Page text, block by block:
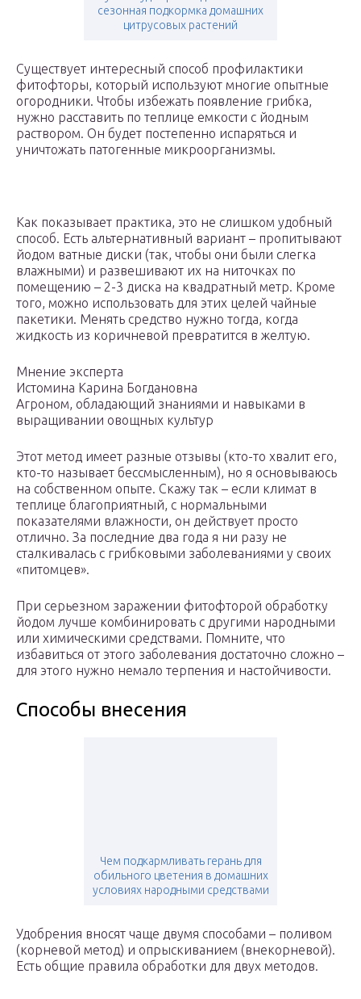
сезонная подкормка домашних
цитрусовых растений
Существует интересный способ профилактики
фитофторы, который используют многие опытные
огородники. Чтобы избежать появление грибка,
нужно расставить по теплице емкости с йодным
раствором. Он будет постепенно испаряться и
уничтожать патогенные микроорганизмы.
Как показывает практика, это не слишком удобный
способ. Есть альтернативный вариант – пропитывают
йодом ватные диски (так, чтобы они были слегка
влажными) и развешивают их на ниточках по
помещению – 2-3 диска на квадратный метр. Кроме
того, можно использовать для этих целей чайные
пакетики. Менять средство нужно тогда, когда
жидкость из коричневой превратится в желтую.
Мнение эксперта
Истомина Карина Богдановна
Агроном, обладающий знаниями и навыками в
выращивании овощных культур
Этот метод имеет разные отзывы (кто-то хвалит его,
кто-то называет бессмысленным), но я основываюсь
на собственном опыте. Скажу так – если климат в
теплице благоприятный, с нормальными
показателями влажности, он действует просто
отлично. За последние два года я ни разу не
сталкивалась с грибковыми заболеваниями у своих
«питомцев».
При серьезном заражении фитофторой обработку
йодом лучше комбинировать с другими народными
или химическими средствами. Помните, что
избавиться от этого заболевания достаточно сложно –
для этого нужно немало терпения и настойчивости.
Способы внесения
Чем подкармливать герань для
обильного цветения в домашних
условиях народными средствами
Удобрения вносят чаще двумя способами – поливом
(корневой метод) и опрыскиванием (внекорневой).
Есть общие правила обработки для двух методов.